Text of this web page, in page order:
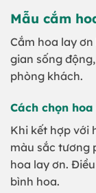
Mẫu cắm
Cắm hoa lay
gian sống
phòng khách.
Cách chọn
Khi kết hợp với
màu sắc tương
hoa lay ơn.
bình hoa.